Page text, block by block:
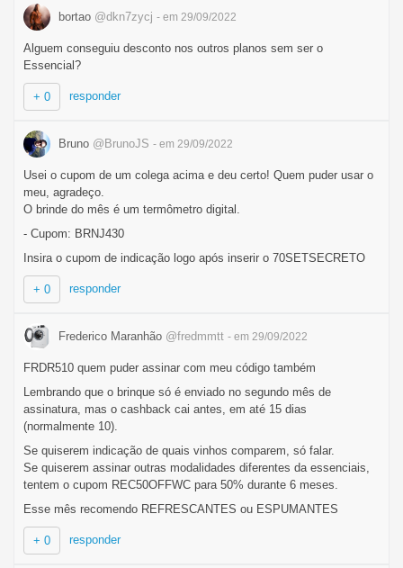
bortao @dkn7zycj - em 29/09/2022
Alguem conseguiu desconto nos outros planos sem ser o
Essencial?
+ 0 responder
Bruno @BrunoJS - em 29/09/2022
Usei o cupom de um colega acima e deu certo! Quem puder usar o
meu, agradeço.
O brinde do mês é um termômetro digital.
- Cupom: BRNJ430
Insira o cupom de indicação logo após inserir o 70SETSECRETO
+ 0 responder
Frederico Maranhão @fredmmtt - em 29/09/2022
FRDR510 quem puder assinar com meu código também
Lembrando que o brinque só é enviado no segundo mês de
assinatura, mas o cashback cai antes, em até 15 dias
(normalmente 10).
Se quiserem indicação de quais vinhos comparem, só falar.
Se quiserem assinar outras modalidades diferentes da essenciais,
tentem o cupom REC50OFFWC para 50% durante 6 meses.
Esse mês recomendo REFRESCANTES ou ESPUMANTES
+ 0 responder